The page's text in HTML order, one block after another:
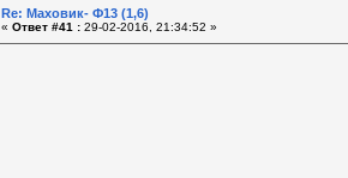
Re: Маховик- Ф13 (1,6)
« Ответ #41 : 29-02-2016, 21:34:52 »